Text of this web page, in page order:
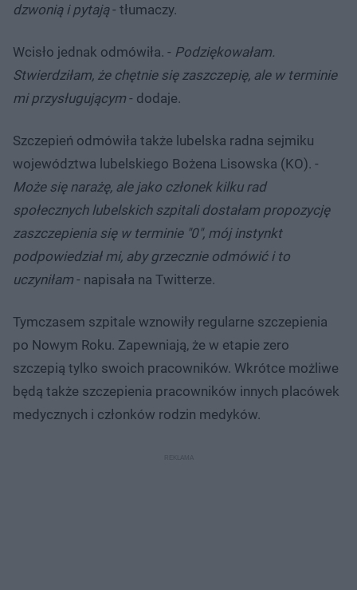
dzwonią i pytają- tłumaczy.
Wcisło jednak odmówiła. - Podziękowałam.
Stwierdziłam, że chętnie się zaszczepię, ale w terminie
mi przysługującym - dodaje.
Szczepień odmówiła także lubelska radna sejmiku
województwa lubelskiego Bożena Lisowska (KO). -
Może się narażę, ale jako członek kilku rad
społecznych lubelskich szpitali dostałam propozycję
zaszczepienia się w terminie "0", mój instynkt
podpowiedział mi, aby grzecznie odmówić i to
uczyniłam - napisała na Twitterze.
Tymczasem szpitale wznowiły regularne szczepienia
po Nowym Roku. Zapewniają, że w etapie zero
szczepią tylko swoich pracowników. Wkrótce możliwe
będą także szczepienia pracowników innych placówek
medycznych i członków rodzin medyków.